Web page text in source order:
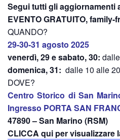
Segui tutti gli aggiornamenti
EVENTO GRATUITO, family-
QUANDO?
29-30-31 agosto 2025
venerdì, 29 e sabato, 30:
domenica, 31: dalle 10 alle 20
DOVE?
Centro Storico di San
Ingresso PORTA SAN
47890 – San Marino (RSM)
CLICCA qui per visualizzare